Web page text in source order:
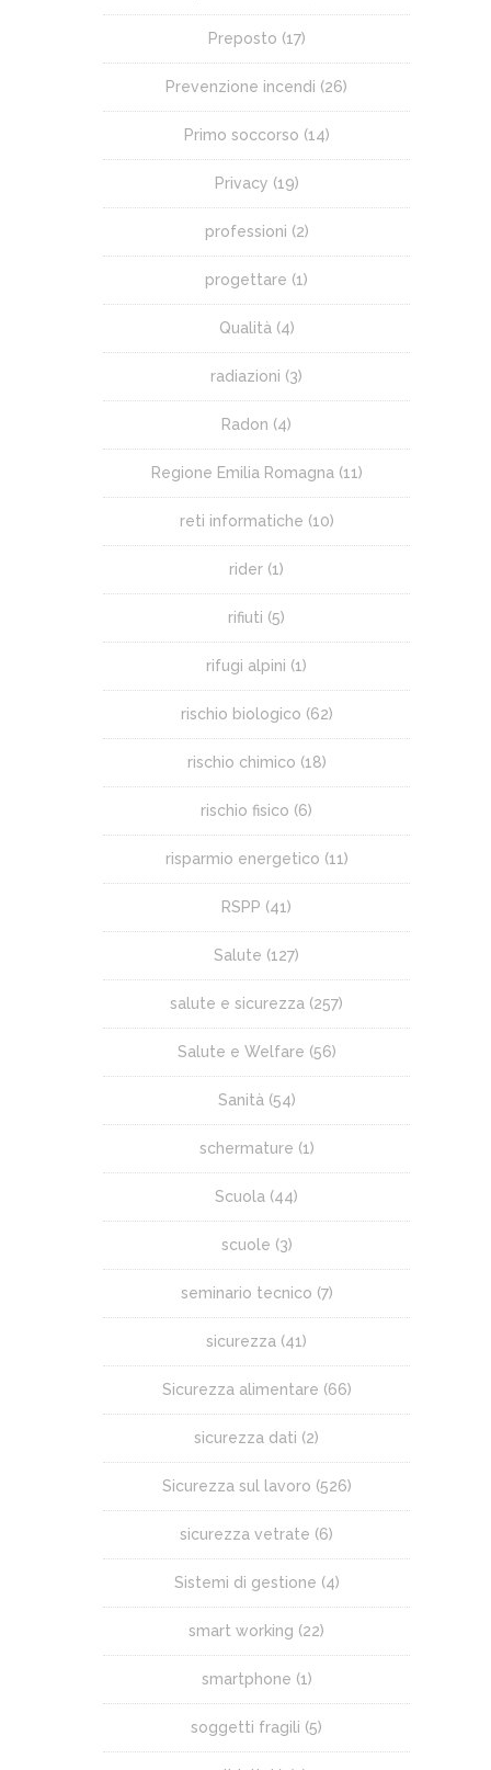
Preposto (17)
Prevenzione incendi (26)
Primo soccorso (14)
Privacy (19)
professioni (2)
progettare (1)
Qualità (4)
radiazioni (3)
Radon (4)
Regione Emilia Romagna (11)
reti informatiche (10)
rider (1)
rifiuti (5)
rifugi alpini (1)
rischio biologico (62)
rischio chimico (18)
rischio fisico (6)
risparmio energetico (11)
RSPP (41)
Salute (127)
salute e sicurezza (257)
Salute e Welfare (56)
Sanità (54)
schermature (1)
Scuola (44)
scuole (3)
seminario tecnico (7)
sicurezza (41)
Sicurezza alimentare (66)
sicurezza dati (2)
Sicurezza sul lavoro (526)
sicurezza vetrate (6)
Sistemi di gestione (4)
smart working (22)
smartphone (1)
soggetti fragili (5)